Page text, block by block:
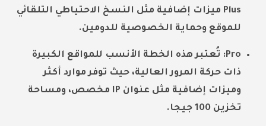
Plus ميزات إضافية مثل النسخ الاحتياطي التلقائي
للموقع وحماية الخصوصية للدومين.
Pro: تُعتبر هذه الخطة الأنسب للمواقع الكبيرة
ذات حركة المرور العالية، حيث توفر موارد أكثر
وميزات إضافية مثل عنوان IP مخصص، ومساحة
تخزين 100 جيجا.